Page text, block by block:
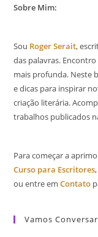
Sobre Mim:
Sou Roger Serait,
das palavras.
mais profunda. Neste
e dicas para inspirar
criação literária.
trabalhos publicados
Para começar a
Curso para Escritores
ou entre emContato
Vamos